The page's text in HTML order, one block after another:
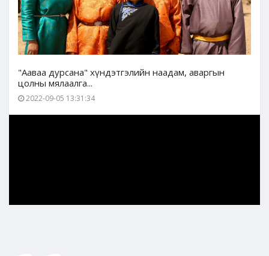
"Ааваа дурсана" хүндэтгэлийн наадам, аваргын
цолны мялаалга...
2022-09-05 13:31:34